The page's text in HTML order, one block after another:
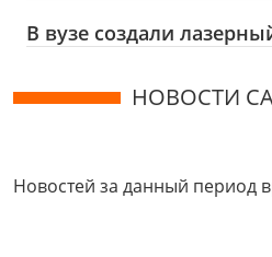
В вузе создали
НОВОСТИ
Новостей за данный период